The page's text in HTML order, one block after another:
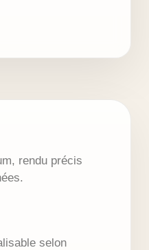
rendu précis
selon